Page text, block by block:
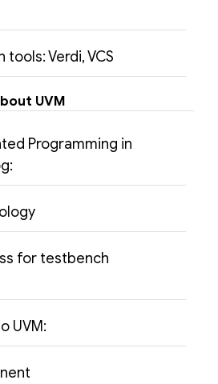
tools: Verdi, VCS
UVM
Programming in
for testbench
UVM: